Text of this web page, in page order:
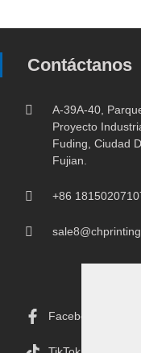
Contáctanos
A-39A-40,
Proyecto
Fuding, Ciudad
Fujian.
+86
Facebook